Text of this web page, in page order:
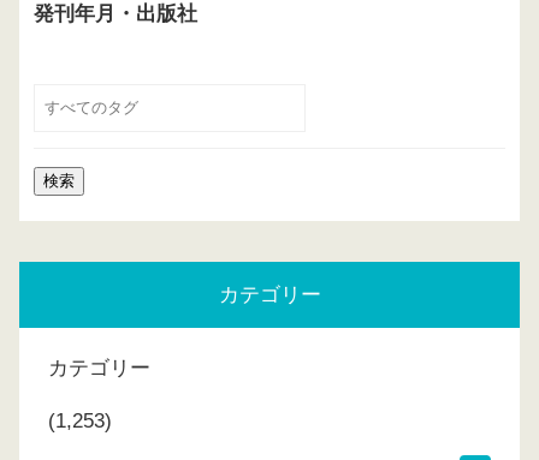
発刊年月・出版社
カテゴリー
カテゴリー
(1,253)